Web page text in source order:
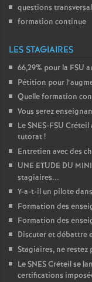
questions
formation continue
LES STAGIAIRES
66,29% pour la FSU
Pétition pour
Quelle formation
Vous serez
LeSNES-FSU Créteil
tutorat!
Entretien avec des
UNE ETUDE DU
stagiaires...
Y-a-t-il un pilote
Formation des
Formation des
Discuter et débattre
Stagiaires, ne restez
LeSNESCréteil se
certifications